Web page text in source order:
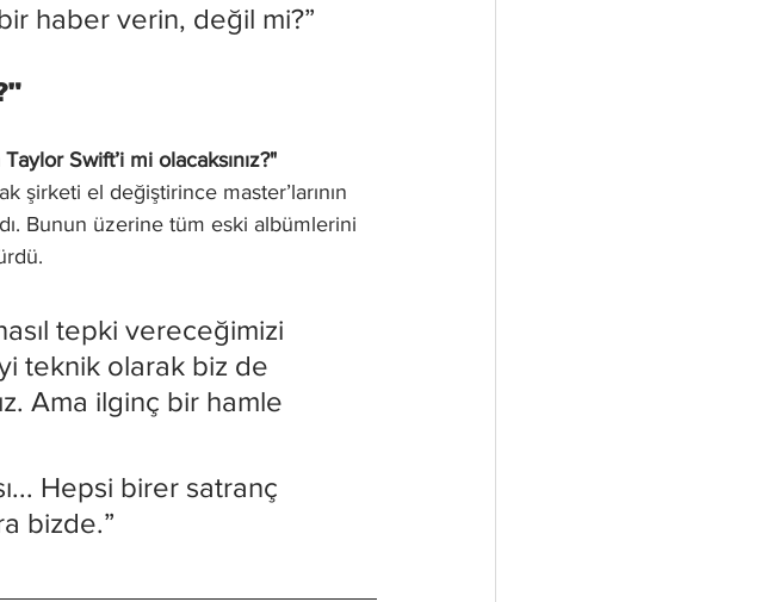
haber verin, değil mi?”
Swift’i mi olacaksınız?"
şirketi el değiştirince master’larının
Bunun üzerine tüm eski albümlerini
tepki vereceğimizi
teknik olarak biz de
Ama ilginç bir hamle
Hepsi birer satranç
bizde.”